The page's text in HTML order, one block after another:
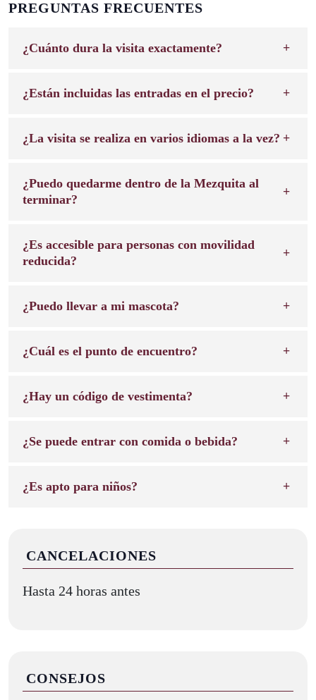
PREGUNTAS FRECUENTES
¿Cuánto dura la visita exactamente?
¿Están incluidas las entradas en el precio?
¿La visita se realiza en varios idiomas a la vez?
¿Puedo quedarme dentro de la Mezquita al
terminar?
¿Es accesible para personas con movilidad
reducida?
¿Puedo llevar a mi mascota?
¿Cuál es el punto de encuentro?
¿Hay un código de vestimenta?
¿Se puede entrar con comida o bebida?
¿Es apto para niños?
CANCELACIONES
Hasta 24 horas antes
CONSEJOS